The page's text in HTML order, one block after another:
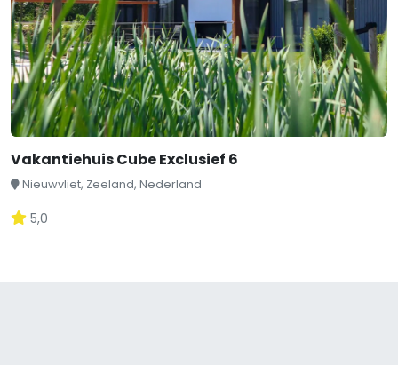
Vakantiehuis Cube Exclusief 6
Nieuwvliet, Zeeland, Nederland
5,0